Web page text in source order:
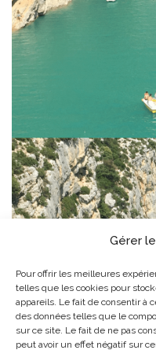
Gérer
Pour offrir les meilleures
telles que les cookies pour
appareils. Le fait de consentir à
des données telles que le
sur ce site. Le fait de ne pas
peut avoir un effet négatif sur